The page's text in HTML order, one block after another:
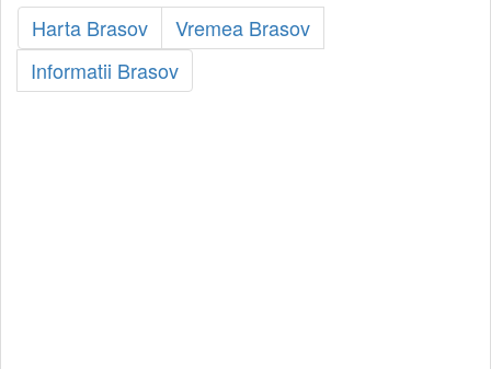
Harta Brasov
Vremea Brasov
Informatii Brasov